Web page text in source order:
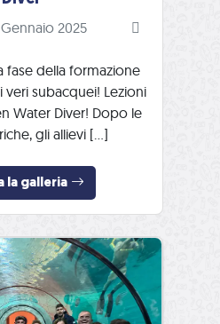
Gennaio 2025
fase della formazione
subacquei! Lezioni
Water Diver! Dopo le
gli allievi […]
la galleria